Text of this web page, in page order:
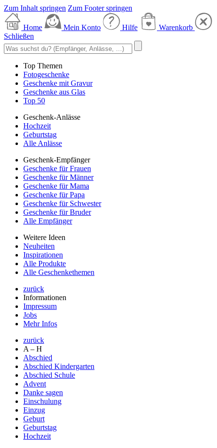
Zum Inhalt springen Zum Footer springen
Home Mein Konto Hilfe
Warenkorb
Schließen
Top Themen
Fotogeschenke
Geschenke mit Gravur
Geschenke aus Glas
Top 50
Geschenk-Anlässe
Hochzeit
Geburtstag
Alle Anlässe
Geschenk-Empfänger
Geschenke für Frauen
Geschenke für Männer
Geschenke für Mama
Geschenke für Papa
Geschenke für Schwester
Geschenke für Bruder
Alle Empfänger
Weitere Ideen
Neuheiten
Inspirationen
Alle Produkte
Alle Geschenkethemen
zurück
Informationen
Impressum
Jobs
Mehr Infos
zurück
A – H
Abschied
Abschied Kindergarten
Abschied Schule
Advent
Danke sagen
Einschulung
Einzug
Geburt
Geburtstag
Hochzeit